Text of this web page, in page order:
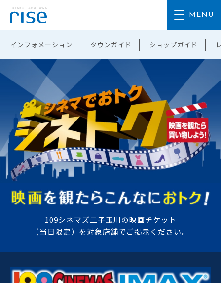
インフォメーション タウンガイド ショップガイド
109シネマズ二子玉川の映画チケット
（当日限定）を対象店舗でご掲示ください。